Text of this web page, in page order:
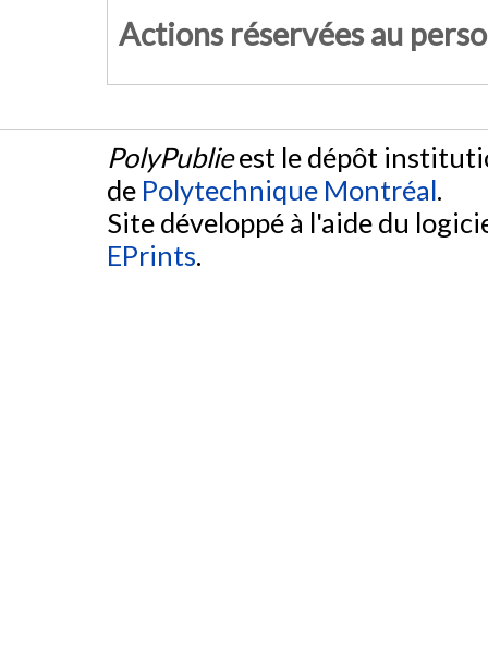
Actions réservées au
PolyPublieest le dépôt
de Polytechnique Montréal.
Site développé à l'aide du
EPrints.